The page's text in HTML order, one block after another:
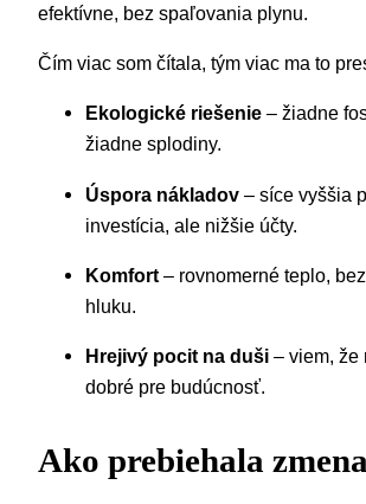
efektívne, bez spaľovania plynu.
Čím viac som čítala, tým viac ma to
Ekologické riešenie – žiadne
žiadne splodiny.
Úspora nákladov – síce vyššia
investícia, ale nižšie účty.
Komfort – rovnomerné teplo,
hluku.
Hrejivý pocit na duši – viem, že
dobré pre budúcnosť.
Ako prebiehala